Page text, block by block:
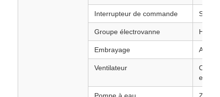
Interrupteur de commande
Groupe électrovanne
Embrayage
Ventilateur
Pompe à eau